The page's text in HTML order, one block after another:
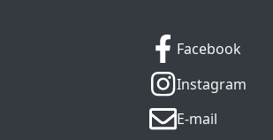
Facebook
Instagram
E-mail